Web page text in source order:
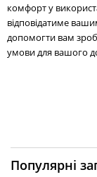
комфорт у
відповідатиме
допомогти вам
умови для вашого
Популярні